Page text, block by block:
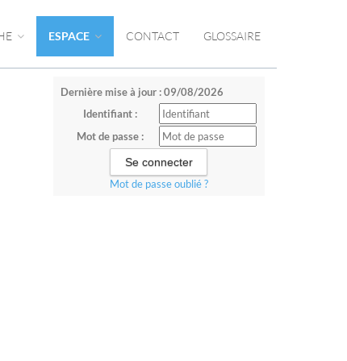
ESPACE CONTACT GLOSSAIRE
Dernière mise à jour : 09/08/2026
Identifiant :
Mot de passe :
Mot de passe oublié ?